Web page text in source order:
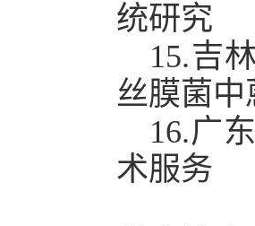
统研究
15.吉
丝膜菌
16.广
术服务